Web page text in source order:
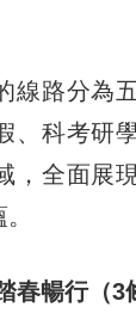
路分為五
、科考研
，全面展
春暢行（3